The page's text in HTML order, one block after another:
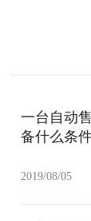
一台自动
备什么条
2019/08/05